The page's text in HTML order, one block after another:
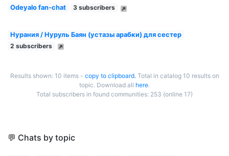
Odeyalo fan-chat 3 subscribers
Нурания / Нуруль Баян (устазы арабки) для сестер
2 subscribers
Results shown: 10 items - copy to clipboard. Total in catalog 10 results on
topic. Download all here.
Total subscribers in found communities: 253 (online 17)
💬 Chats by topic